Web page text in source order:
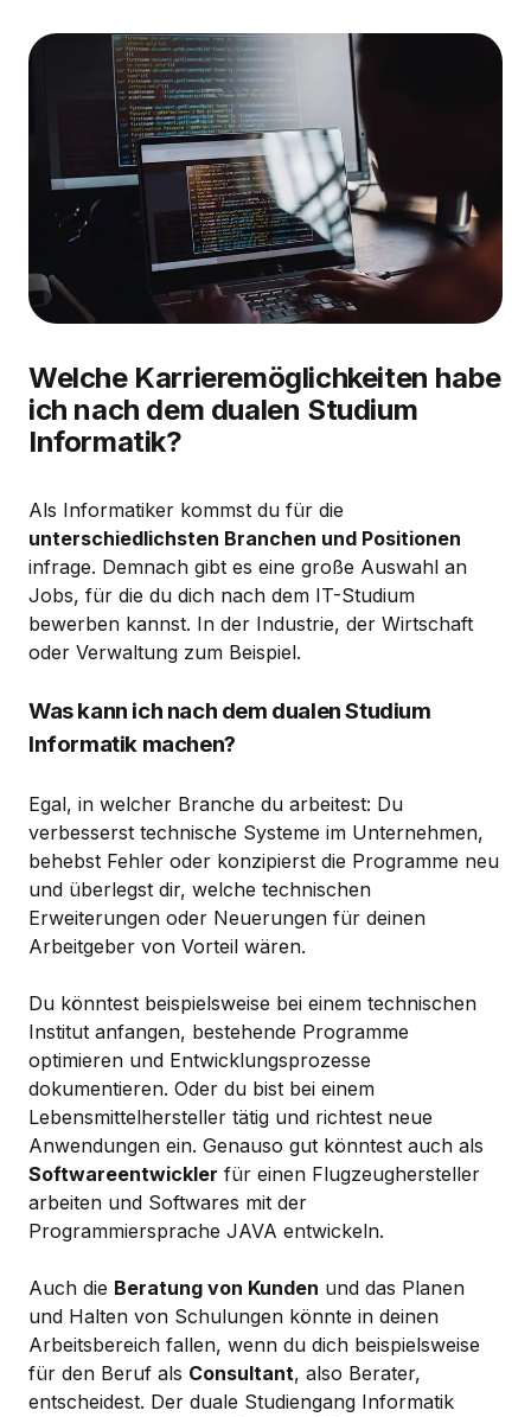
Welche Karrieremöglichkeiten habe
ich nach dem dualen Studium
Informatik?
Als Informatiker kommst du für die
unterschiedlichsten Branchen und Positionen
infrage. Demnach gibt es eine große Auswahl an
Jobs, für die du dich nach dem IT-Studium
bewerben kannst. In der Industrie, der Wirtschaft
oder Verwaltung zum Beispiel.
Was kann ich nach dem dualen Studium
Informatik machen?
Egal, in welcher Branche du arbeitest: Du
verbesserst technische Systeme im Unternehmen,
behebst Fehler oder konzipierst die Programme neu
und überlegst dir, welche technischen
Erweiterungen oder Neuerungen für deinen
Arbeitgeber von Vorteil wären.
Du könntest beispielsweise bei einem technischen
Institut anfangen, bestehende Programme
optimieren und Entwicklungsprozesse
dokumentieren. Oder du bist bei einem
Lebensmittelhersteller tätig und richtest neue
Anwendungen ein. Genauso gut könntest auch als
Softwareentwickler für einen Flugzeughersteller
arbeiten und Softwares mit der
Programmiersprache JAVA entwickeln.
Auch die Beratung von Kunden und das Planen
und Halten von Schulungen könnte in deinen
Arbeitsbereich fallen, wenn du dich beispielsweise
für den Beruf als Consultant, also Berater,
entscheidest. Der duale Studiengang Informatik